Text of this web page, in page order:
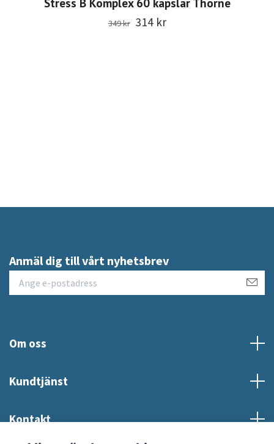
349 kr 314 kr
Anmäl dig till vårt nyhetsbrev
Om oss
Kundtjänst
Kontakt